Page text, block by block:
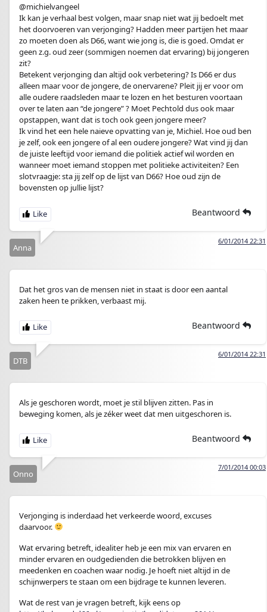
@michielvangeel
Ik kan je verhaal best volgen, maar snap niet wat jij bedoelt met
het doorvoeren van verjonging? Hadden meer partijen het maar
zo moeten doen als D66, want wie jong is, die is goed. Omdat er
geen z.g. oud zeer (sommigen noemen dat ervaring) bij jongeren
zit?
Betekent verjonging dan altijd ook verbetering? Is D66 er dus
alleen maar voor de jongere, de onervarene? Pleit jij er voor om
alle oudere raadsleden maar te lozen en het besturen voortaan
over te laten aan “de jongere” ? Moet Pechtold dus ook maar
opstappen, want dat is toch ook geen jongere meer?
Ik vind het een hele naieve opvatting van je, Michiel. Hoe oud ben
je zelf, ook een jongere of al een oudere jongere? Wat vind jij dan
de juiste leeftijd voor iemand die politiek actief wil worden en
wanneer moet iemand stoppen met politieke activiteiten? Een
slotvraagje: sta jij zelf op de lijst van D66? Hoe oud zijn de
bovensten op jullie lijst?
Beantwoord
6/01/2014 22:31
Anna
Dat het gros van de mensen niet in staat is door een aantal
zaken heen te prikken, verbaast mij.
Beantwoord
6/01/2014 22:31
DTB
Als je geschoren wordt, moet je stil blijven zitten. Pas in
beweging komen, als je zéker weet dat men uitgeschoren is.
Beantwoord
7/01/2014 00:03
Onno
Verjonging is inderdaad het verkeerde woord, excuses
daarvoor.
Wat ervaring betreft, idealiter heb je een mix van ervaren en
minder ervaren en oudgedienden die betrokken blijven en
meedenken en coachen waar nodig. Je hoeft niet altijd in de
schijnwerpers te staan om een bijdrage te kunnen leveren.
Wat de rest van je vragen betreft, kijk eens op